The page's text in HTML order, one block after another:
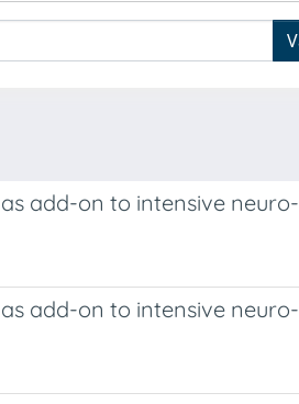
add-on to intensive neuro-
add-on to intensive neuro-